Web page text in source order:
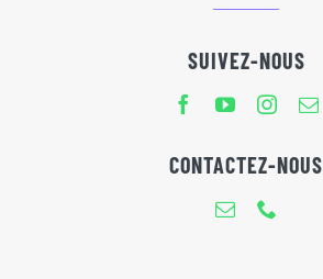
SUIVEZ-NOUS
CONTACTEZ-NOUS